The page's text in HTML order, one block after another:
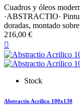
Cuadros y óleos
·ABSTRACTIO·
doradas, montado
216,00 €

Stock
Abstractio Acrilico 100x130